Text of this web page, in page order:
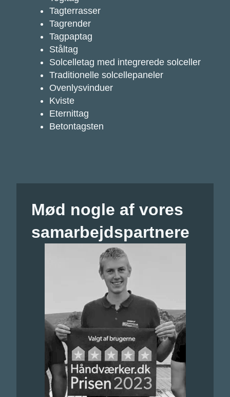
Tagterrasser
Tagrender
Tagpaptag
Ståltag
Solcelletag med integrerede solceller
Traditionelle solcellepaneler
Ovenlysvinduer
Kviste
Eternittag
Betontagsten
Mød nogle af vores
samarbejdspartnere